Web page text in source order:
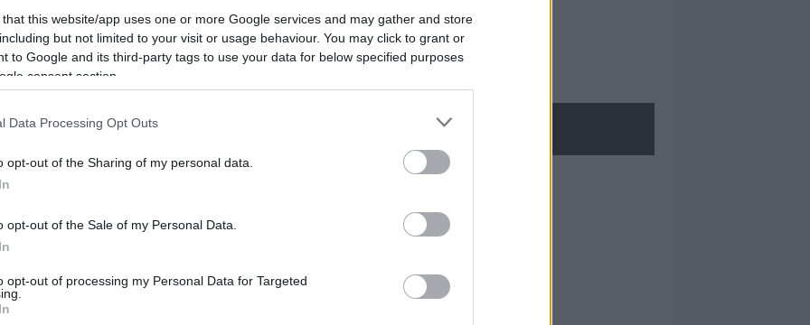
that this website/app uses one or more Google services and may gather and store
but not limited to your visit or usage behaviour. You may click to grant or
to Google and its third-party tags to use your data for below specified purposes
consent section.
Data Processing Opt Outs
opt-out of the Sharing of my personal data.
opt-out of the Sale of my Personal Data.
opt-out of processing my Personal Data for Targeted
nella sezione Logindal menù del sito o
NECROLOGIE